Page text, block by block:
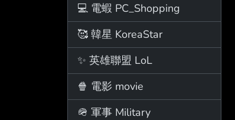
💻 電蝦 PC_Shopping
🥰 韓星 KoreaStar
✨ 英雄聯盟 LoL
🍿 電影 movie
🪖 軍事 Military